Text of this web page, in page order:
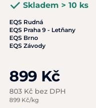
Skladem > 10 ks
EQS Rudná
EQS Praha 9 - Letňany
EQS Brno
EQS Závody
899 Kč
803 Kč bez DPH
899 Kč/kg